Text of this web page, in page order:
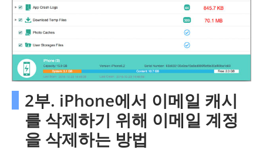
2부. iPhone에서 이메일 캐시
를 삭제하기 위해 이메일 계정
을 삭제하는 방법